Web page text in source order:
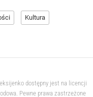
Kultura
dostępny jest na licencji
Pewne prawa zastrzeżone